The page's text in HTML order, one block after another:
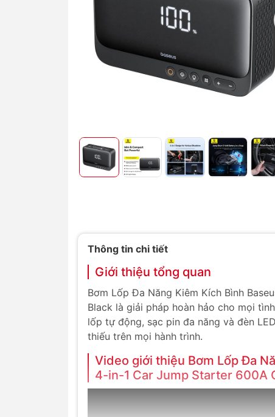
Thông tin chi tiết
Giới thiệu tổng quan
Bơm Lốp Đa Năng Kiêm Kích Bình
Black là giải pháp hoàn hảo cho mọi
lốp tự động, sạc pin đa năng và đèn
thiếu trên mọi hành trình.
Video giới thiệu Bơm Lốp Đa
4-in-1 Car Jump Starter 600A